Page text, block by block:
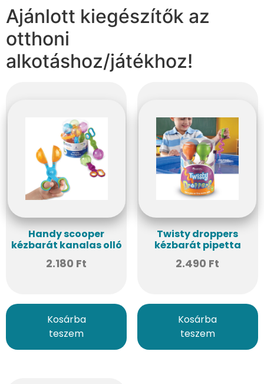
Ajánlott kiegészítők az
otthoni
alkotáshoz/játékhoz!
Handy scooper
kézbarát kanalas olló
2.180 Ft
Kosárba
teszem
Twisty droppers
kézbarát pipetta
2.490 Ft
Kosárba
teszem